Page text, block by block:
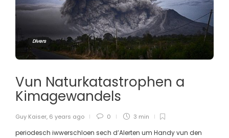
Divers
Vun Naturkatastrophen a
Kimagewandels
Guy Kaiser, 6 years ago 0 3 min
periodesch iwwerschloen sech d’Alerten um Handy vun den